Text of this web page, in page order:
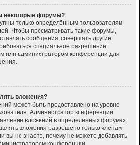
некоторые форумы?
только определённым пользователям
Чтобы просматривать такие форумы,
сообщения, совершать другие
специальное разрешение.
или администратором конференции для
вложения?
может быть предоставлено на уровне
Администратор конференции
вложений в определённых форумах.
вложения разрешено только членам
вы не знаете, почему не можете добавлять
конференции.